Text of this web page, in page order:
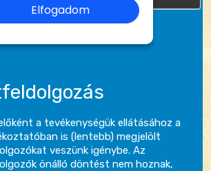
a tevékenységük ellátásához a
is (lentebb) megjelölt
veszünk igénybe. Az
önálló döntést nem hoznak,
Elfogadom